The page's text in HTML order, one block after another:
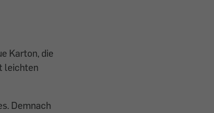
Karton, die
leichten
Demnach